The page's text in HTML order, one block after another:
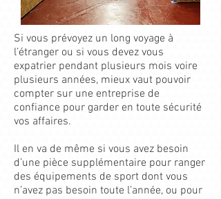
Si vous prévoyez un long voyage à
l’étranger ou si vous devez vous
expatrier pendant plusieurs mois voire
plusieurs années, mieux vaut pouvoir
compter sur une entreprise de
confiance pour garder en toute sécurité
vos affaires.
Il en va de même si vous avez besoin
d’une pièce supplémentaire pour ranger
des équipements de sport dont vous
n’avez pas besoin toute l’année, ou pour